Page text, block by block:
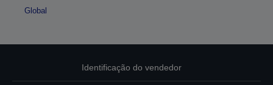
Global
Identificação do vendedor